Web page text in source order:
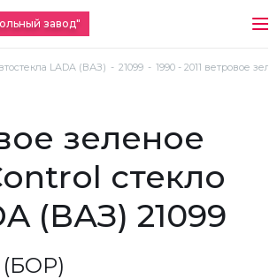
завод"
LADA (ВАЗ) 21099 1990 - 2011 ветровое
стекло
(ВАЗ) 21099
(БОР)